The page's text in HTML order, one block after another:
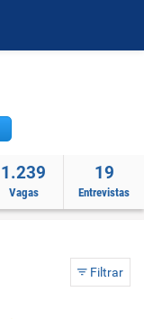
1.239
Vagas
19
Entrevistas
Filtrar